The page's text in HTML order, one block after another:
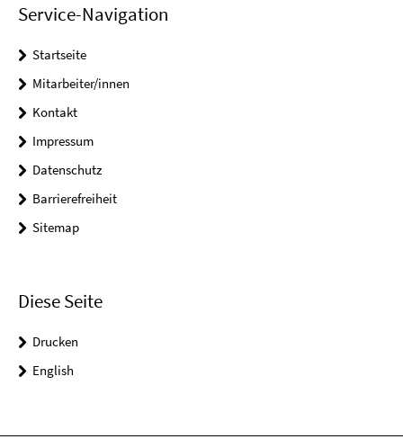
Service-Navigation
Startseite
Mitarbeiter/innen
Kontakt
Impressum
Datenschutz
Barrierefreiheit
Sitemap
Diese Seite
Drucken
English